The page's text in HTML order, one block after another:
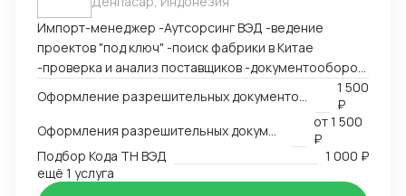
Импорт-менеджер -Аутсорсинг ВЭД -ведение
проектов "под ключ" -поиск фабрики в Китае
-проверка и анализ поставщиков -документооборот
-оформление сертификации на товар: СГР, ДС, СС,
РУ, Нотификация -деловая переписка -продажи
-пользование Инкотермс -общение с фабриками (на
китайском языке) -кастомизация продукта -работа с
OEM \ ODM фабриками - доставка и растаможка
1 500
₽
от1 500
₽
Подбор Кода ТН ВЭД
1 000 ₽
ещё 1 услуга